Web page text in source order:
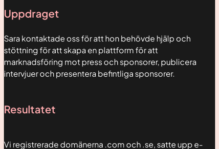
Uppdraget
Sara kontaktade oss för att hon behövde hjälp och
stöttning för att skapa en plattform för att
marknadsföring mot press och sponsorer, publicera
intervjuer och presentera befintliga sponsorer.
Resultatet
Vi registrerade domänerna .com och .se, satte upp e-
Nödvändiga
Dessa kakor
går inte att
att hemsidan
över huvud